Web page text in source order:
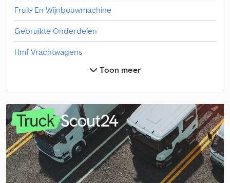
Fruit- En Wijnbouwmachine
Gebruikte Onderdelen
Hmf Vrachtwagens
Overige Aanbouw-/Opbouw/Kraan
Overige Afwerkmachine
Overige Apparaten
Overige Fruit- En Wijnbouwmachine
Overige Gemeente Voertuigen
Overige Gewasbeschermings- & Bemestingsmachine
Toon meer